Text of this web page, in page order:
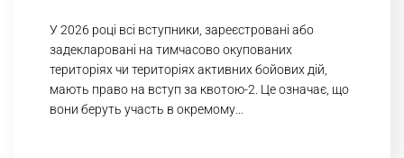
У 2026 році всі вступники, зареєстровані або
задекларовані на тимчасово окупованих
територіях чи територіях активних бойових дій,
мають право на вступ за квотою-2. Це означає, що
вони беруть участь в окремому…